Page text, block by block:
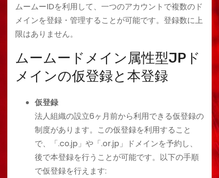
ムームーIDを利用して、一つのアカウントで複数のド
メインを登録・管理することが可能です。登録数に上
限はありません。
ムームードメイン属性型JPド
メインの仮登録と本登録
仮登録
法人組織の設立6ヶ月前から利用できる仮登録の
制度があります。この仮登録を利用すること
で、「.co.jp」や「.or.jp」ドメインを予約し、
後で本登録を行うことが可能です。以下の手順
で仮登録を行えます: